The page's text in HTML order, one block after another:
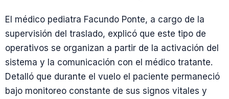
El médico pediatra Facundo Ponte, a cargo de la
supervisión del traslado, explicó que este tipo de
operativos se organizan a partir de la activación del
sistema y la comunicación con el médico tratante.
Detalló que durante el vuelo el paciente permaneció
bajo monitoreo constante de sus signos vitales y